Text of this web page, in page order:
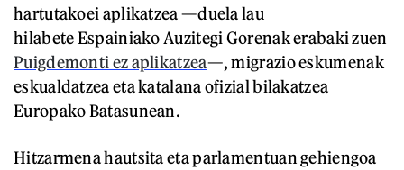
hartutakoei aplikatzea —duela lau
hilabete Espainiako Auzitegi Gorenak erabaki zuen
Puigdemonti ez aplikatzea—, migrazio eskumenak
eskualdatzea eta katalana ofizial bilakatzea
Europako Batasunean.
Hitzarmena hautsita eta parlamentuan gehiengoa